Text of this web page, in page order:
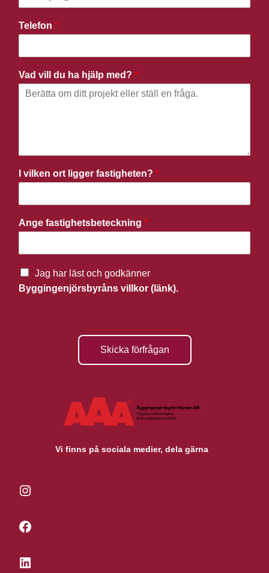
Telefon *
Vad vill du ha hjälp med? *
I vilken ort ligger fastigheten? *
Ange fastighetsbeteckning *
Jag har läst och godkänner
Byggingenjörsbyråns villkor (länk).
Skicka förfrågan
Vi finns på sociala medier, dela gärna
Instagram
Facebook
LinkedIn